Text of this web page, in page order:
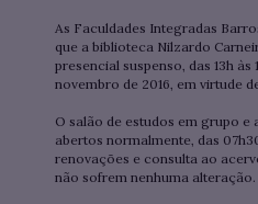
As Faculdades Integradas
que a biblioteca Nilzardo
presencial suspenso, das 13h às
novembro de 2016, em virtude
O salão de estudos em grupo e
abertos normalmente, das
renovações e consulta ao
não sofrem nenhuma alteração.